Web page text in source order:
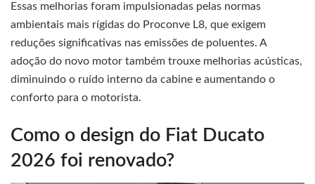
Essas melhorias foram impulsionadas pelas normas
ambientais mais rígidas do Proconve L8, que exigem
reduções significativas nas emissões de poluentes. A
adoção do novo motor também trouxe melhorias acústicas,
diminuindo o ruído interno da cabine e aumentando o
conforto para o motorista.
Como o design do Fiat Ducato
2026 foi renovado?